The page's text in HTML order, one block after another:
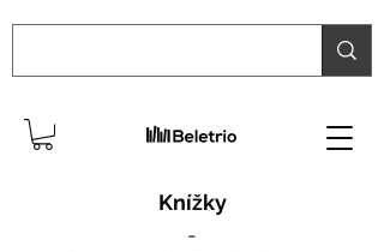
Knížky
-